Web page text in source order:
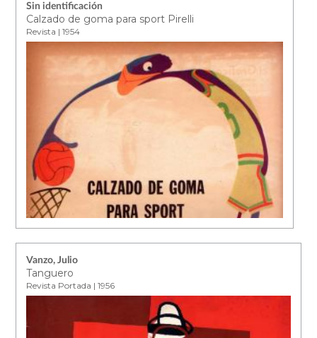
Sin identificación
Calzado de goma para sport Pirelli
Revista | 1954
Vanzo, Julio
Tanguero
Revista Portada | 1956